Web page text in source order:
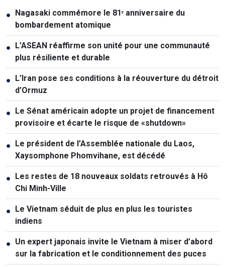
● Nagasaki commémore le 81ᵉ anniversaire du
bombardement atomique
● L’ASEAN réaffirme son unité pour une communauté
plus résiliente et durable
● L’Iran pose ses conditions à la réouverture du détroit
d’Ormuz
● Le Sénat américain adopte un projet de financement
provisoire et écarte le risque de «shutdown»
● Le président de l’Assemblée nationale du Laos,
Xaysomphone Phomvihane, est décédé
● Les restes de 18 nouveaux soldats retrouvés à Hô
Chi Minh-Ville
● Le Vietnam séduit de plus en plus les touristes
indiens
● Un expert japonais invite le Vietnam à miser d’abord
sur la fabrication et le conditionnement des puces